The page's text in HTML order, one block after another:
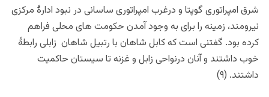
شرق امپراتوری گوپتا و درغرب امپراتوری ساسانی در نبود ادارۀ مرکزی
نیرومند، زمینه را برای به وجود آمدن حکومت های محلی فراهم
کرده بود. گفتنی است که کابل شاهان با رتبیل شاهان زابلی رابطۀ
خوب داشتند و آنان درنواحی زابل و غزنه تا سیستان حاکمیت
داشتند. (۹)